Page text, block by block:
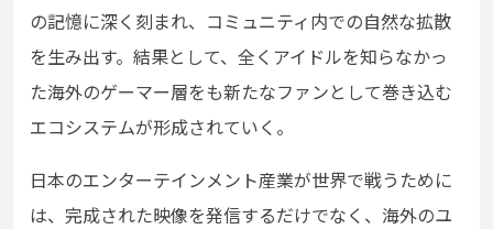
の記憶に深く刻まれ、コミュニティ内での自然な拡散
を生み出す。結果として、全くアイドルを知らなかっ
た海外のゲーマー層をも新たなファンとして巻き込む
エコシステムが形成されていく。
日本のエンターテインメント産業が世界で戦うために
は、完成された映像を発信するだけでなく、海外のユ